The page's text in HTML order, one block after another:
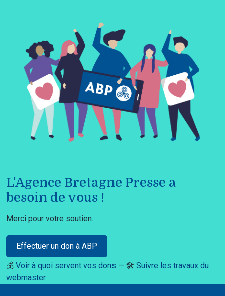
L'Agence Bretagne Presse a
besoin de vous !
Merci pour votre soutien.
Effectuer un don à ABP
💰 Voir à quoi servent vos dons — 🛠️ Suivre les travaux du
webmaster